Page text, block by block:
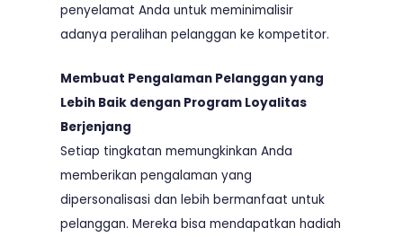
penyelamat Anda untuk meminimalisir
adanya peralihan pelanggan ke kompetitor.
Membuat Pengalaman Pelanggan yang
Lebih Baik dengan Program Loyalitas
Berjenjang
Setiap tingkatan memungkinkan Anda
memberikan pengalaman yang
dipersonalisasi dan lebih bermanfaat untuk
pelanggan. Mereka bisa mendapatkan hadiah